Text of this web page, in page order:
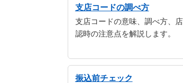
支店コードの調べ方
支店コードの意味、調べ方、
認時の注意点を解説します。
振込前チェック